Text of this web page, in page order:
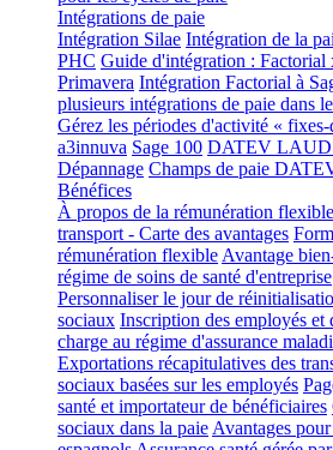
Intégrations de paie
Intégration Silae Intégration de la
PHC Guide d'intégration : Factorial
Primavera Intégration Factorial à
plusieurs intégrations de paie dans
Gérez les périodes d'activité «
a3innuva Sage 100 DATEV
Dépannage Champs de paie
Bénéfices
À propos de la rémunération
transport - Carte des avantages
rémunération flexible Avantage
régime de soins de santé d'entreprise
Personnaliser le jour de
sociaux Inscription des employés et
charge au régime d'assurance
Exportations récapitulatives des
sociaux basées sur les employés
santé et importateur de bénéficiaires
sociaux dans la paie Avantages